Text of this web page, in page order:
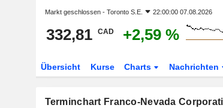
Markt geschlossen - Toronto S.E. 22:00:00 07.08.2026
332,81 CAD +2,59 %
Übersicht Kurse Charts Nachrichten
Terminchart Franco-Nevada